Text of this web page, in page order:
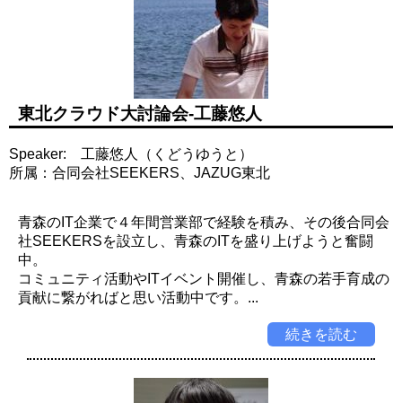
東北クラウド大討論会-工藤悠人
Speaker: 工藤悠人（くどうゆうと）
所属：合同会社SEEKERS、JAZUG東北
青森のIT企業で４年間営業部で経験を積み、その後合同会
社SEEKERSを設立し、青森のITを盛り上げようと奮闘
中。
コミュニティ活動やITイベント開催し、青森の若手育成の
貢献に繋がればと思い活動中です。...
続きを読む